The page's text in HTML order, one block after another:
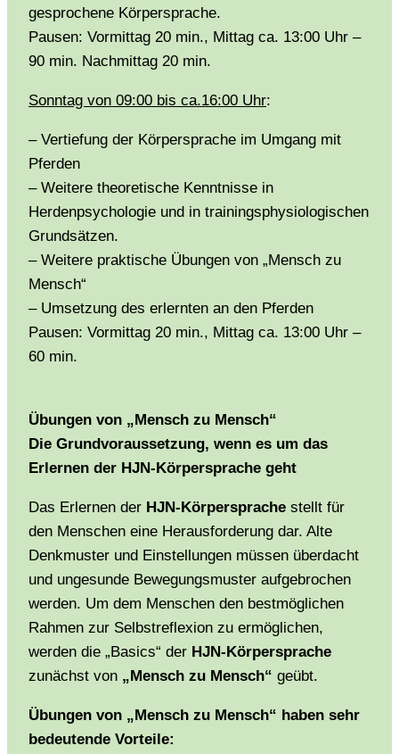
gesprochene Körpersprache.
Pausen: Vormittag 20 min., Mittag ca. 13:00 Uhr –
90 min. Nachmittag 20 min.
Sonntag von 09:00 bis ca.16:00 Uhr:
– Vertiefung der Körpersprache im Umgang mit
Pferden
– Weitere theoretische Kenntnisse in
Herdenpsychologie und in trainingsphysiologischen
Grundsätzen.
– Weitere praktische Übungen von „Mensch zu
Mensch“
– Umsetzung des erlernten an den Pferden
Pausen: Vormittag 20 min., Mittag ca. 13:00 Uhr –
60 min.
Übungen von „Mensch zu Mensch“
Die Grundvoraussetzung, wenn es um das
Erlernen der HJN-Körpersprache geht
Das Erlernen der HJN-Körpersprache stellt für
den Menschen eine Herausforderung dar. Alte
Denkmuster und Einstellungen müssen überdacht
und ungesunde Bewegungsmuster aufgebrochen
werden. Um dem Menschen den bestmöglichen
Rahmen zur Selbstreflexion zu ermöglichen,
werden die „Basics“ der HJN-Körpersprache
zunächst von „Mensch zu Mensch“ geübt.
Übungen von „Mensch zu Mensch“ haben sehr
bedeutende Vorteile: